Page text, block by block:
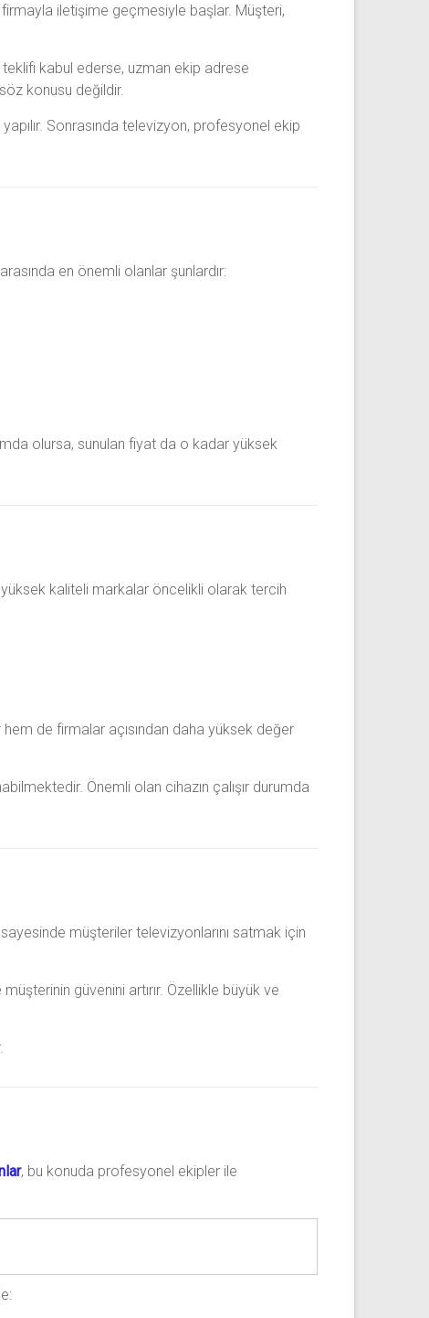
iletişime geçmesiyle başlar. Müşteri,
kabul ederse, uzman ekip adrese
konusu değildir.
Sonrasında televizyon, profesyonel ekip
en önemli olanlar şunlardır:
olursa, sunulan fiyat da o kadar yüksek
kaliteli markalar öncelikli olarak tercih
de firmalar açısından daha yüksek değer
Önemli olan cihazın çalışır durumda
müşteriler televizyonlarını satmak için
güvenini artırır. Özellikle büyük ve
, bu konuda profesyonel ekipler ile